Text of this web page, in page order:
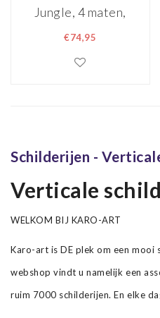
Jungle, 4 maten,
wanddecoratie
€74,95
Schilderijen -
Verticale
WELKOM BIJ KARO-ART
Karo-art is DE plek om een mooi
webshop vindt u namelijk een
ruim 7000 schilderijen. En elke